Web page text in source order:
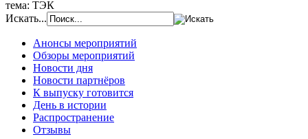
тема: ТЭК
Искать...
Анонсы мероприятий
Обзоры мероприятий
Новости дня
Новости партнёров
К выпуску готовится
День в истории
Распространение
Отзывы